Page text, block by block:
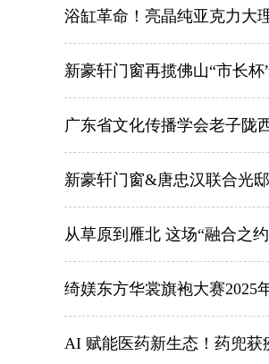
浴缸革命！亮晶纯亚克力大
新豪轩门窗再揽佛山“市长杯
广东省文化传播学会老子陇
新豪轩门窗&唐忠汉联合光
从草原到雁北 这场“融合之
绮媄东方华裳旗袍大赛2025
AI 赋能医药新生态！药兜获